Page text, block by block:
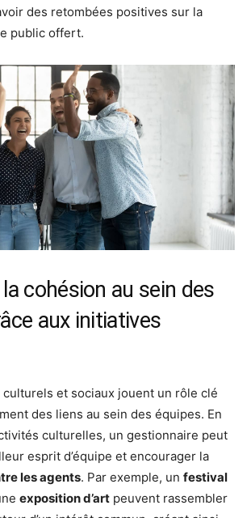
des retombées positives sur la
public offert.
cohésion au sein des
aux initiatives
culturels et sociaux jouent un rôle clé
des liens au sein des équipes. En
culturelles, un gestionnaire peut
esprit d’équipe et encourager la
les agents. Par exemple, un festival
exposition d’art peuvent rassembler